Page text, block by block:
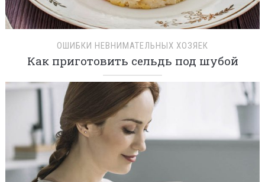
ОШИБКИ НЕВНИМАТЕЛЬНЫХ ХОЗЯЕК
Как приготовить сельдь под шубой